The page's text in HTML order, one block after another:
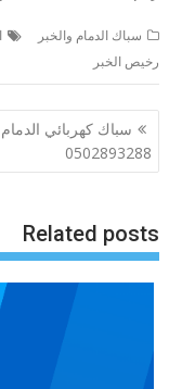
سباك الدمام والخبر
رخيص الخبر
تصفّح
المقالات
سباك كهربائي الدمام
0502893288
Related posts